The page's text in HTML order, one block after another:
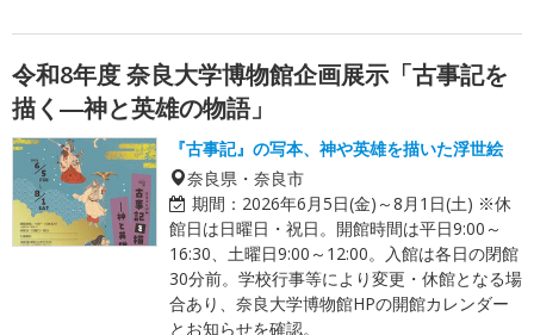
令和8年度 奈良大学博物館企画展示「古事記を
描く―神と英雄の物語」
『古事記』の写本、神や英雄を描いた浮世絵
奈良県・奈良市
期間： 2026年6月5日(金)～8月1日(土) ※休
館日は日曜日・祝日。開館時間は平日9:00～
16:30、土曜日9:00～12:00。入館は各日の閉館
30分前。学校行事等により変更・休館となる場
合あり、奈良大学博物館HPの開館カレンダー
とお知らせを確認。